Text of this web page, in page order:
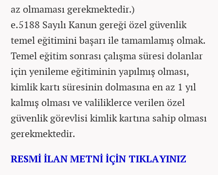
az olmaması gerekmektedir.)
e.5188 Sayılı Kanun gereği özel güvenlik
temel eğitimini başarı ile tamamlamış olmak.
Temel eğitim sonrası çalışma süresi dolanlar
için yenileme eğitiminin yapılmış olması,
kimlik kartı süresinin dolmasına en az 1 yıl
kalmış olması ve valiliklerce verilen özel
güvenlik görevlisi kimlik kartına sahip olması
gerekmektedir.
RESMİ İLAN METNİ İÇİN TIKLAYINIZ